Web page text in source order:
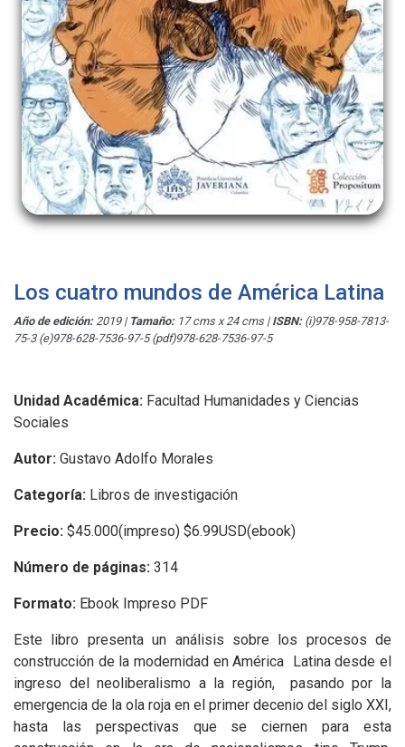
Los cuatro mundos de América Latina
Año de edición: 2019 | Tamaño: 17 cms x 24 cms |ISBN: (i)978-958-7813-
75-3 (e)978-628-7536-97-5 (pdf)978-628-7536-97-5
Unidad Académica: Facultad Humanidades y Ciencias
Sociales
Autor: Gustavo Adolfo Morales
Categoría: Libros de investigación
Precio: $45.000(impreso) $6.99USD(ebook)
Número de páginas: 314
Formato: Ebook Impreso PDF
Este libro presenta un análisis sobre los procesos de
construcción de la modernidad en América Latina desde el
ingreso del neoliberalismo a la región, pasando por la
emergencia de la ola roja en el primer decenio del siglo XXI,
hasta las perspectivas que se ciernen para esta